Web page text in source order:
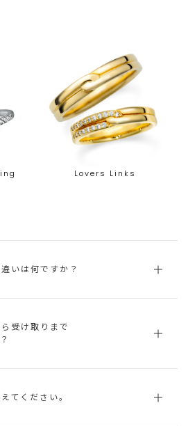
Lovers Links
いは何ですか？
受け取りまで
てください。